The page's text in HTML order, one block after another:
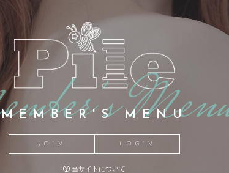
MEMBER'S MENU
JOIN LOGIN
当サイトについて